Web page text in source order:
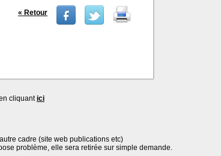
« Retour
cliquantici
cadre (site web publications etc)
problème, elle sera retirée sur simple demande.